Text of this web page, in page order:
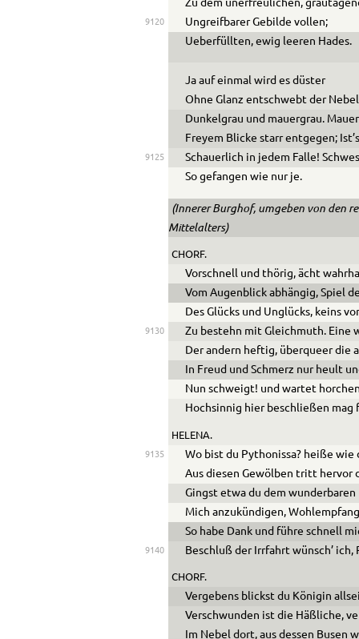
Zu dem unerfreulichen,
9120
Ungreifbarer Gebilde vollen;
Ue berfüllten, ewig leeren Hades.
Ja auf einmal wird es düster
Ohne Glanz entschwebt der Nebel
Dunkelgrau und mauergrau.
Freyem Blicke starr entgegen;
9125
Schauerlich in jedem Falle!
So gefangen wie nur je.
(Innerer Burghof, umgeben von den
Mittelalters)
CHORF.
Vorschnell und thörig, ächt
Vom Augenblick abhängig, Spiel
Des Glücks und Unglücks, keins
9130
Zu bestehn mit Gleichmuth. Eine
Der andern heftig, überqueer die
In Freud und Schmerz nur heult
Nun schweigt! und wartet
Hochsinnig hier beschließen mag
HELENA.
9135
Wo bist du Pythonissa? heiße wie
Aus diesen Gewölben tritt hervor
Gingst etwa du dem
Mich anzukündigen,
So habe Dank und führe schnell
9140 Beschluß der Irrfahrt wünsch’ ich,
CHORF.
Vergebens blickst du Königin
Verschwunden ist die Häßliche,
Im Nebel dort, aus dessen Busen